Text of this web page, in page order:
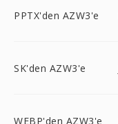
PPTX'den AZW3'e
SK'den AZW3'e
WEBP'den AZW3'e